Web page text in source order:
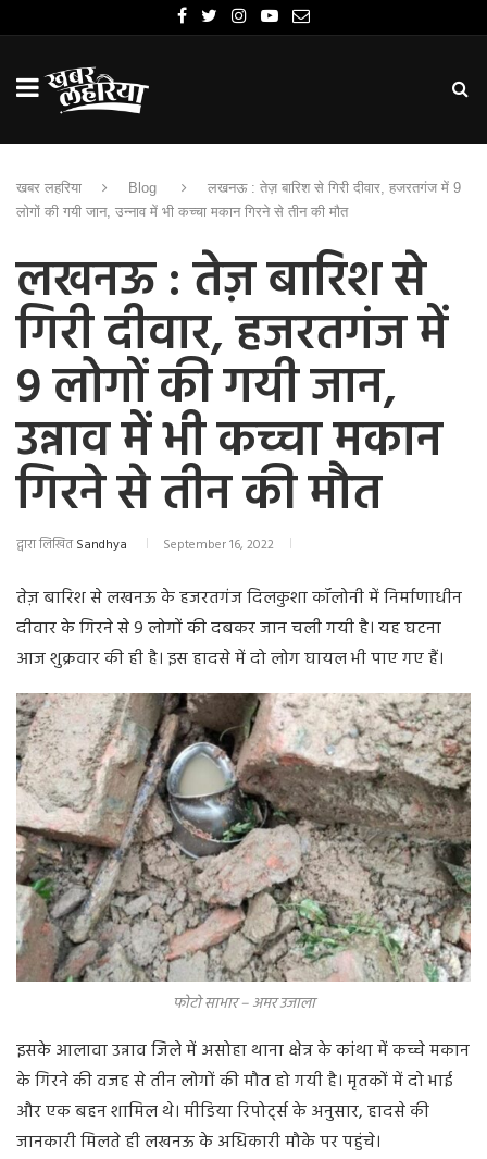
खबर लहरिया Blog
लखनऊ : तेज़ बारिश से गिरी दीवार, हजरतगंज में 9
लोगों की गयी जान, उन्नाव में भी कच्चा मकान गिरने से तीन की मौत
लखनऊ : तेज़ बारिश से
गिरी दीवार, हजरतगंज में
9 लोगों की गयी जान,
उन्नाव में भी कच्चा मकान
गिरने से तीन की मौत
द्वारा लिखितSandhya September 16, 2022
तेज़ बारिश से लखनऊ के हजरतगंज दिलकुशा कॉलोनी में निर्माणाधीन
दीवार के गिरने से 9 लोगों की दबकर जान चली गयी है। यह घटना
आज शुक्रवार की ही है। इस हादसे में दो लोग घायल भी पाए गए हैं।
फोटो साभार – अमर उजाला
इसके आलावा उन्नाव जिले में असोहा थाना क्षेत्र के कांथा में कच्चे मकान
के गिरने की वजह से तीन लोगों की मौत हो गयी है। मृतकों में दो भाई
और एक बहन शामिल थे। मीडिया रिपोर्ट्स के अनुसार, हादसे की
जानकारी मिलते ही लखनऊ के अधिकारी मौके पर पहुंचे।